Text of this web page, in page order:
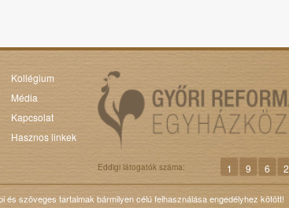
Kollégium
Média
Kapcsolat
Hasznos linkek
Eddigi látogatók száma: 1 9 6 2
és szöveges tartalmak bármilyen célú felhasználása engedélyhez kötött!